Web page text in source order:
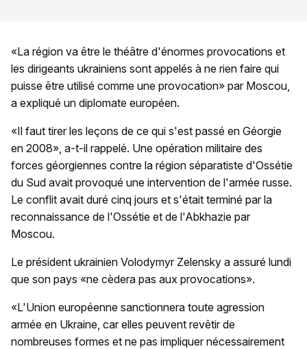
«La région va être le théâtre d'énormes provocations et
les dirigeants ukrainiens sont appelés à ne rien faire qui
puisse être utilisé comme une provocation» par Moscou,
a expliqué un diplomate européen.
«Il faut tirer les leçons de ce qui s'est passé en Géorgie
en 2008», a-t-il rappelé. Une opération militaire des
forces géorgiennes contre la région séparatiste d'Ossétie
du Sud avait provoqué une intervention de l'armée russe.
Le conflit avait duré cinq jours et s'était terminé par la
reconnaissance de l'Ossétie et de l'Abkhazie par
Moscou.
Le président ukrainien Volodymyr Zelensky a assuré lundi
que son pays «ne cèdera pas aux provocations».
«L'Union européenne sanctionnera toute agression
armée en Ukraine, car elles peuvent revêtir de
nombreuses formes et ne pas impliquer nécessairement